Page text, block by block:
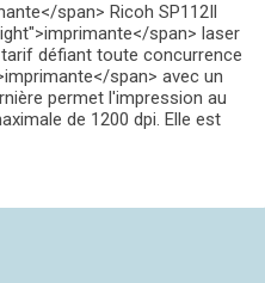
span> Ricoh SP112Il
span> laser
défiant toute concurrence
span> avec un
permet l'impression au
de 1200 dpi. Elle est